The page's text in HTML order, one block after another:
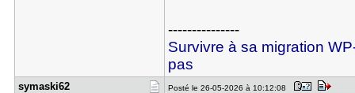
---------------
Survivre à sa migration
pas
symaski62 Posté le 26-05-2026 à 10:12:08